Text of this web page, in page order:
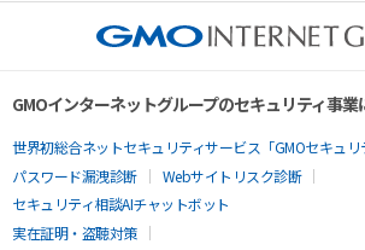
GMOインターネットグループのセキュリティ事業
世界初総合ネットセキュリティサービス「GMOセキュリ
パスワード漏洩診断
Webサイトリスク診断
セキュリティ相談AIチャットボット
実在証明・盗聴対策